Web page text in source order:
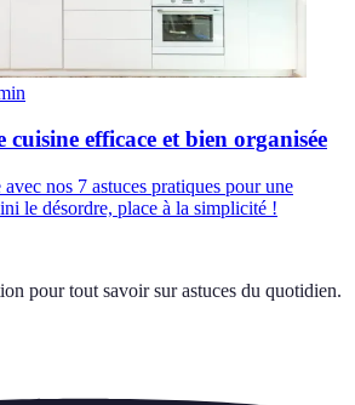
cuisine efficace et bien organisée
nos 7 astuces pratiques pour une
le désordre, place à la simplicité !
pour tout savoir sur astuces du quotidien.